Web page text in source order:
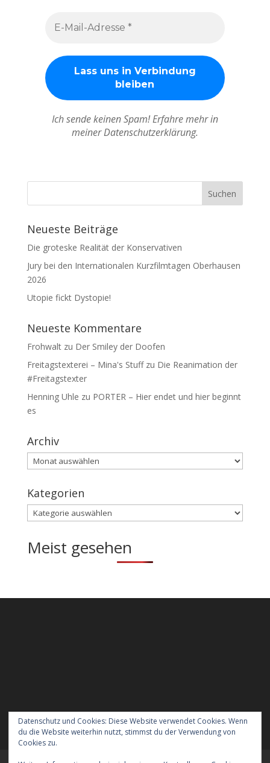
Ich sende keinen Spam! Erfahre mehr in
meiner Datenschutzerklärung.
Neueste Beiträge
Die groteske Realität der Konservativen
Jury bei den Internationalen Kurzfilmtagen Oberhausen
2026
Utopie fickt Dystopie!
Neueste Kommentare
Frohwaltzu Der Smiley der Doofen
Freitagstexterei – Mina's Stuffzu Die Reanimation der
#Freitagstexter
Henning Uhle zu PORTER – Hier endet und hier beginnt
es
Archiv
Archiv
Kategorien
Kategorien
Meist gesehen
Datenschutz und Cookies: Diese Website verwendet Cookies. Wenn
du die Website weiterhin nutzt, stimmst du der Verwendung von
Cookies zu.